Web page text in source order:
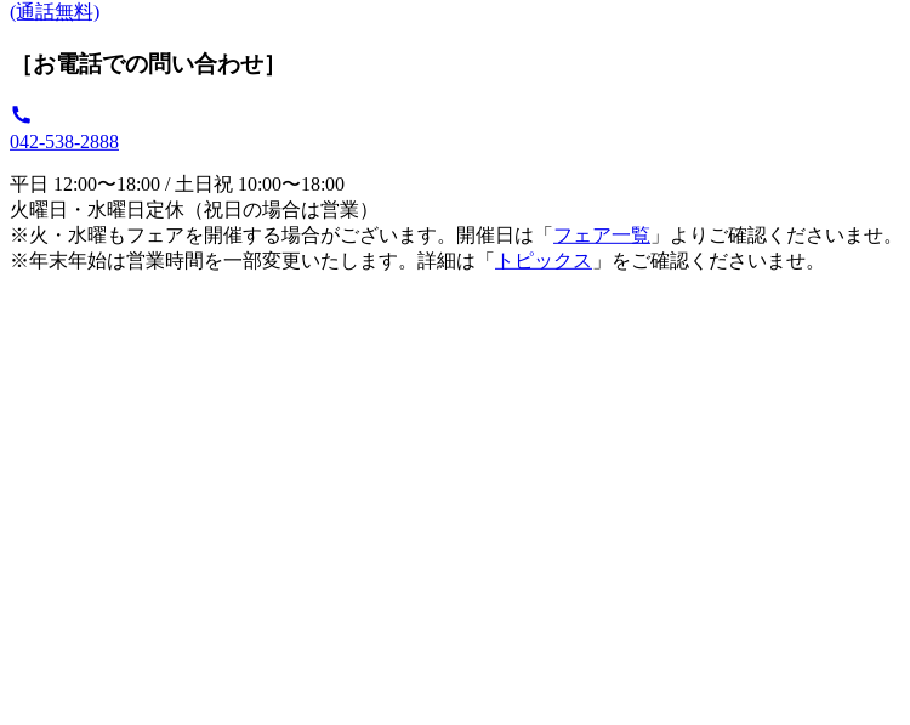
(通話無料)
［お電話での問い合わせ］
042-538-2888
平日 12:00〜18:00 / 土日祝 10:00〜18:00
火曜日・水曜日定休（祝日の場合は営業）
※火・水曜もフェアを開催する場合がございます。開催日は「 フェア一覧 」よりご確認くださいませ。
※年末年始は営業時間を一部変更いたします。詳細は「
トピックス 」をご確認くださいませ。